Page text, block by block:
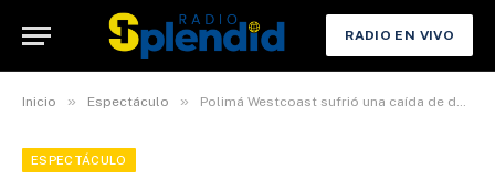
RADIO EN VIVO
Inicio » Espectáculo » Polimá Westcoast sufrió una caída de dos metros en pleno concierto junto a un fan
ESPECTÁCULO